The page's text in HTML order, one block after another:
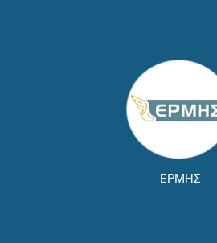
ΕΡΜΗΣ